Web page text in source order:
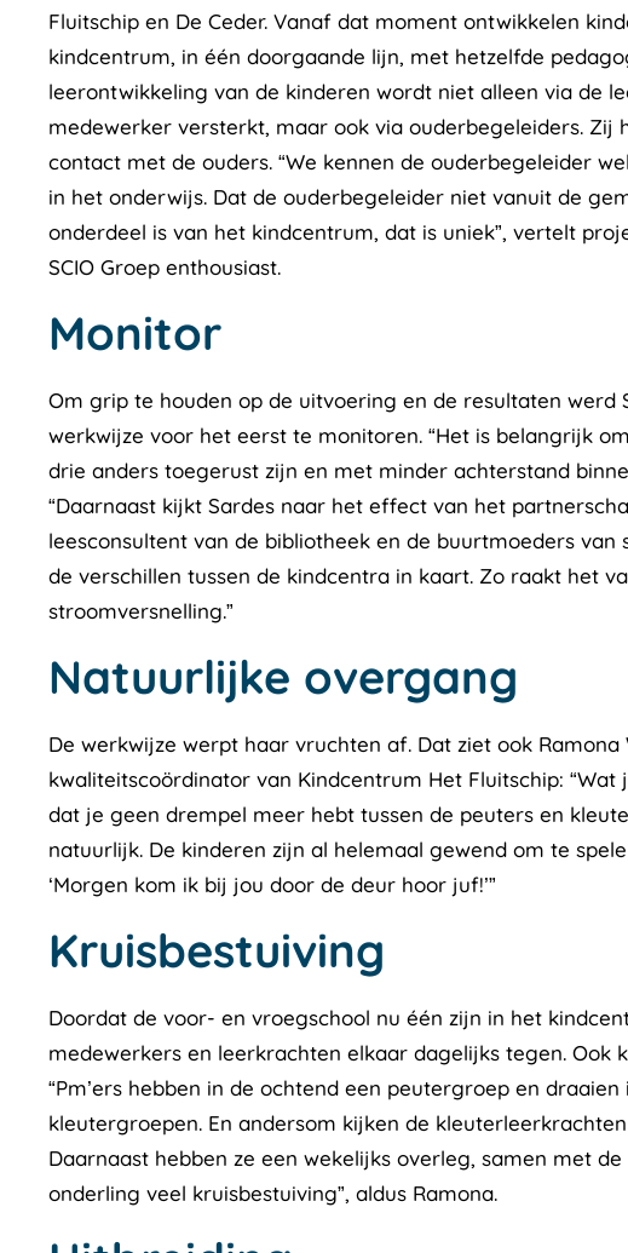
Fluitschip en De Ceder. Vanaf dat moment ontwikkelen
kindcentrum, in één doorgaande lijn, met hetzelfde
leerontwikkeling van de kinderen wordt niet alleen via de
medewerker versterkt, maar ook via ouderbegeleiders. Zij
contact met de ouders. “We kennen de ouderbegeleider
in het onderwijs. Dat de ouderbegeleider niet vanuit de
onderdeel is van het kindcentrum, dat is uniek”, vertelt
SCIO Groep enthousiast.
Monitor
Om grip te houden op de uitvoering en de resultaten werd
werkwijze voor het eerst te monitoren. “Het is belangrijk
drie anders toegerust zijn en met minder achterstand
“Daarnaast kijkt Sardes naar het effect van het
leesconsultent van de bibliotheek en de buurtmoeders
de verschillen tussen de kindcentra in kaart. Zo raakt het
stroomversnelling.”
Natuurlijke overgang
De werkwijze werpt haar vruchten af. Dat ziet ook
kwaliteitscoördinator van Kindcentrum Het Fluitschip:
dat je geen drempel meer hebt tussen de peuters en
natuurlijk. De kinderen zijn al helemaal gewend om te
‘Morgen kom ik bij jou door de deur hoor juf!’”
Kruisbestuiving
Doordat de voor- en vroegschool nu één zijn in het
medewerkers en leerkrachten elkaar dagelijks tegen. Ook
“Pm’ers hebben in de ochtend een peutergroep en
kleutergroepen. En andersom kijken de
Daarnaast hebben ze een wekelijks overleg, samen met
onderling veel kruisbestuiving”, aldus Ramona.